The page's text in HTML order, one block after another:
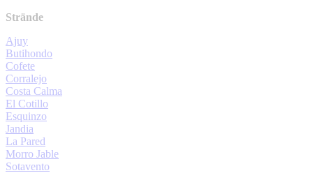
Strände
Ajuy
Butihondo
Cofete
Corralejo
Costa Calma
El Cotillo
Esquinzo
Jandia
La Pared
Morro Jable
Sotavento